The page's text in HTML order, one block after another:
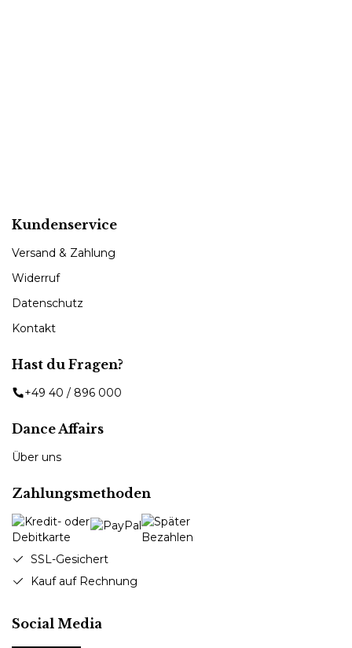
Kundenservice
Versand & Zahlung
Widerruf
Datenschutz
Kontakt
Hast du Fragen?
+49 40 / 896 000
Dance Affairs
Über uns
Zahlungsmethoden
SSL-Gesichert
Kauf auf Rechnung
Social Media